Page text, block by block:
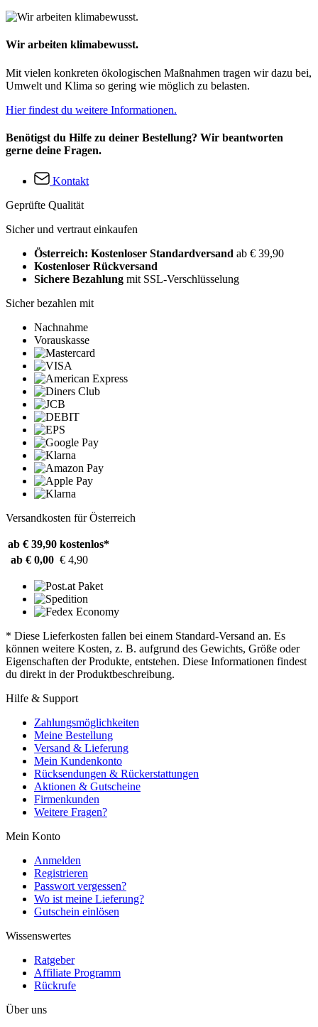
Wir arbeiten klimabewusst.
Mit vielen konkreten ökologischen Maßnahmen tragen wir dazu bei,
Umwelt und Klima so gering wie möglich zu belasten.
Hier findest du weitere Informationen.
Benötigst du Hilfe zu deiner Bestellung? Wir beantworten
gerne deine Fragen.
Kontakt
Geprüfte Qualität
Sicher und vertraut einkaufen
Österreich: Kostenloser Standardversand ab € 39,90
Kostenloser Rückversand
Sichere Bezahlung mit SSL-Verschlüsselung
Sicher bezahlen mit
Nachnahme
Vorauskasse
Versandkosten für Österreich
ab € 39,90 kostenlos*
ab € 0,00 € 4,90
* Diese Lieferkosten fallen bei einem Standard-Versand an. Es
können weitere Kosten, z. B. aufgrund des Gewichts, Größe oder
Eigenschaften der Produkte, entstehen. Diese Informationen findest
du direkt in der Produktbeschreibung.
Hilfe & Support
Zahlungsmöglichkeiten
Meine Bestellung
Versand & Lieferung
Mein Kundenkonto
Rücksendungen & Rückerstattungen
Aktionen & Gutscheine
Firmenkunden
Weitere Fragen?
Mein Konto
Anmelden
Registrieren
Passwort vergessen?
Wo ist meine Lieferung?
Gutschein einlösen
Wissenswertes
Ratgeber
Affiliate Programm
Rückrufe
Über uns